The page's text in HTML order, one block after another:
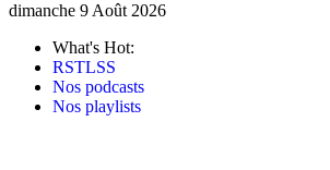
dimanche 9 Août 2026
What's Hot:
RSTLSS
Nos podcasts
Nos playlists